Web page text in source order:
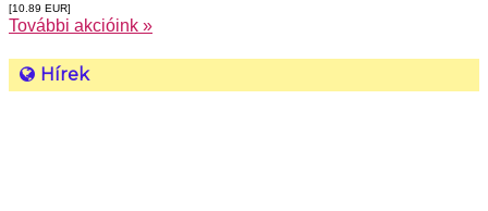
[10.89 EUR]
További akcióink »
Hírek